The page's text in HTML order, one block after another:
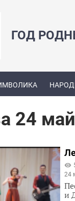
ГОД
24
24
и